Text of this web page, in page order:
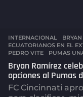
INTERNACIONAL
ECUATORIANOS EN EL
PEDRO VITE
,PUMAS
Bryan Ramírez
opciones al Pumas
FC Cincinnati